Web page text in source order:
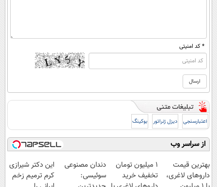
* کد امنیتی
اعتبارسنجی دیزل ژنراتور بوکینگ
از سراسر وب
بهترین قیمت
داروهای لاغری،
1 میلیون تومان
تخفیف خرید
دندان مصنوعی
سوئیسی:
این دکتر شیرازی
کرم ترمیم زخم